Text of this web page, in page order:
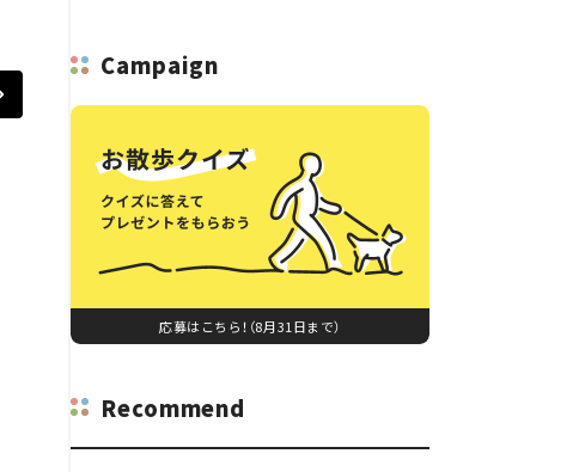
Campaign
応募はこちら！（8月31日まで）
Recommend